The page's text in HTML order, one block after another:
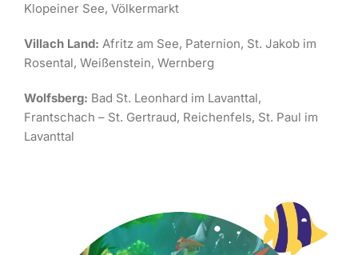
Klopeiner See, Völkermarkt
Villach Land: Afritz am See, Paternion, St. Jakob im
Rosental, Weißenstein, Wernberg
Wolfsberg: Bad St. Leonhard im Lavanttal,
Frantschach – St. Gertraud, Reichenfels, St. Paul im
Lavanttal